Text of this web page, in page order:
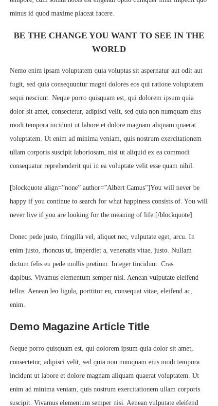
minus id quod maxime placeat facere.
BE THE CHANGE YOU WANT TO SEE IN THE
WORLD
Nemo enim ipsam voluptatem quia voluptas sit aspernatur aut odit aut
fugit, sed quia consequuntur magni dolores eos qui ratione voluptatem
sequi nesciunt. Neque porro quisquam est, qui dolorem ipsum quia
dolor sit amet, consectetur, adipisci velit, sed quia non numquam eius
modi tempora incidunt ut labore et dolore magnam aliquam quaerat
voluptatem. Ut enim ad minima veniam, quis nostrum exercitationem
ullam corporis suscipit laboriosam, nisi ut aliquid ex ea commodi
consequatur reprehenderit qui in ea voluptate velit esse quam nihil.
[blockquote align=”none” author=”Albert Camus”]You will never be
happy if you continue to search for what happiness consists of. You will
never live if you are looking for the meaning of life. [/blockquote]
Donec pede justo, fringilla vel, aliquet nec, vulputate eget, arcu. In
enim justo, rhoncus ut, imperdiet a, venenatis vitae, justo. Nullam
dictum felis eu pede mollis pretium. Integer tincidunt. Cras
dapibus. Vivamus elementum semper nisi. Aenean vulputate eleifend
tellus. Aenean leo ligula, porttitor eu, consequat vitae, eleifend ac,
enim.
Demo Magazine Article Title
Neque porro quisquam est, qui dolorem ipsum quia dolor sit amet,
consectetur, adipisci velit, sed quia non numquam eius modi tempora
incidunt ut labore et dolore magnam aliquam quaerat voluptatem. Ut
enim ad minima veniam, quis nostrum exercitationem ullam corporis
suscipit. Vivamus elementum semper nisi. Aenean vulputate eleifend